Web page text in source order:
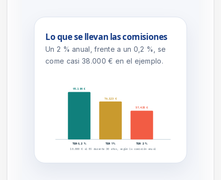
Lo que se llevan las comisiones
Un 2 % anual, frente a un 0,2 %, se
come casi 38.000 € en el ejemplo.
95.184 €
TER 0,2%
76.123 €
TER 1%
57.435 €
TER 2%
10.000 € al 8% durante 30 años, según la comisión anual